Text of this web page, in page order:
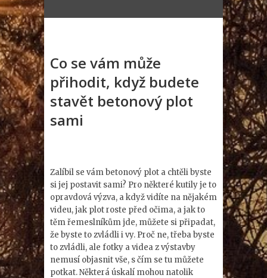
Co se vám může
přihodit, když budete
stavět betonový plot
sami
Zalíbil se vám betonový plot a chtěli byste
si jej postavit sami? Pro některé kutily je to
opravdová výzva, a když vidíte na nějakém
videu, jak plot roste před očima, a jak to
těm řemeslníkům jde, můžete si připadat,
že byste to zvládli i vy. Proč ne, třeba byste
to zvládli, ale fotky a videa z výstavby
nemusí objasnit vše, s čím se tu můžete
potkat. Některá úskalí mohou natolik